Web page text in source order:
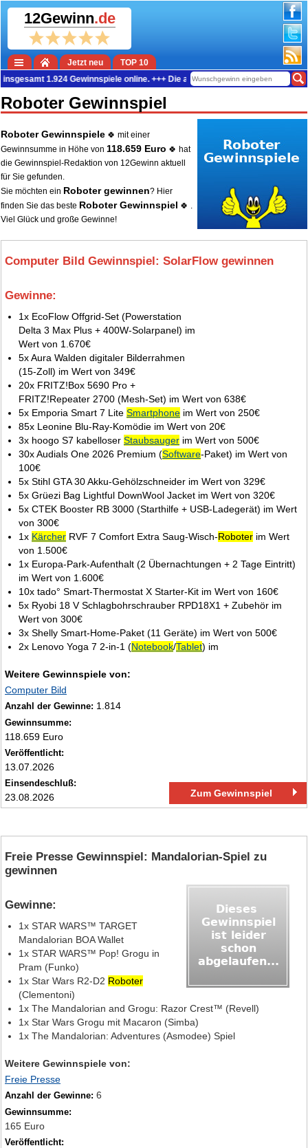
12Gewinn.de
Jetzt neu
TOP 10
1.924 Gewinnspiele online. +++ Die aktuelle Gewinn-Summe beträgt
Roboter Gewinnspiel
Roboter Gewinnspiele 🍀 mit einer
Gewinnsumme in Höhe von 118.659 Euro 🍀 hat
die Gewinnspiel-Redaktion von 12Gewinn aktuell
für Sie gefunden.
Sie möchten ein Roboter gewinnen? Hier
finden Sie das beste Roboter Gewinnspiel 🍀 .
Viel Glück und große Gewinne!
Computer Bild Gewinnspiel: SolarFlow gewinnen
Gewinne:
1x EcoFlow Offgrid-Set (Powerstation
Delta 3 Max Plus + 400W-Solarpanel) im
Wert von 1.670€
5x Aura Walden digitaler Bilderrahmen
(15‑Zoll) im Wert von 349€
20x FRITZ!Box 5690 Pro +
FRITZ!Repeater 2700 (Mesh‑Set) im Wert von 638€
5x Emporia Smart 7 Lite Smartphone im Wert von 250€
85x Leonine Blu‑Ray‑Komödie im Wert von 20€
3x hoogo S7 kabelloser Staubsauger im Wert von 500€
30x Audials One 2026 Premium (Software‑Paket) im Wert von
100€
5x Stihl GTA 30 Akku‑Gehölzschneider im Wert von 329€
5x Grüezi Bag Lightful DownWool Jacket im Wert von 320€
5x CTEK Booster RB 3000 (Starthilfe + USB‑Ladegerät) im Wert
von 300€
1x Kärcher RVF 7 Comfort Extra Saug‑Wisch‑Roboter im Wert
von 1.500€
1x Europa‑Park‑Aufenthalt (2 Übernachtungen + 2 Tage Eintritt)
im Wert von 1.600€
10x tado° Smart‑Thermostat X Starter‑Kit im Wert von 160€
5x Ryobi 18 V Schlagbohrschrauber RPD18X1 + Zubehör im
Wert von 300€
3x Shelly Smart‑Home‑Paket (11 Geräte) im Wert von 500€
2x Lenovo Yoga 7 2‑in‑1 (Notebook/Tablet) im
Weitere Gewinnspiele von:
Computer Bild
Anzahl der Gewinne: 1.814
Gewinnsumme:
118.659 Euro
Veröffentlicht:
13.07.2026
Einsendeschluß:
23.08.2026 Zum Gewinnspiel
Freie Presse Gewinnspiel: Mandalorian-Spiel zu
gewinnen
Gewinne:
1x STAR WARS™ TARGET
Mandalorian BOA Wallet
1x STAR WARS™ Pop! Grogu in
Pram (Funko)
1x Star Wars R2-D2 Roboter
(Clementoni)
1x The Mandalorian and Grogu: Razor Crest™ (Revell)
1x Star Wars Grogu mit Macaron (Simba)
1x The Mandalorian: Adventures (Asmodee) Spiel
Weitere Gewinnspiele von:
Freie Presse
Anzahl der Gewinne: 6
Gewinnsumme:
165 Euro
Veröffentlicht: